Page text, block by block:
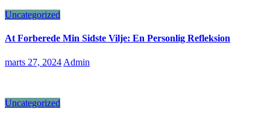
Uncategorized
At Forberede Min Sidste Vilje: En Personlig Refleksion
marts 27, 2024 Admin
Uncategorized